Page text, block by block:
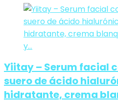
Yiitay – Serum facial
suero de ácido
hidratante, crema